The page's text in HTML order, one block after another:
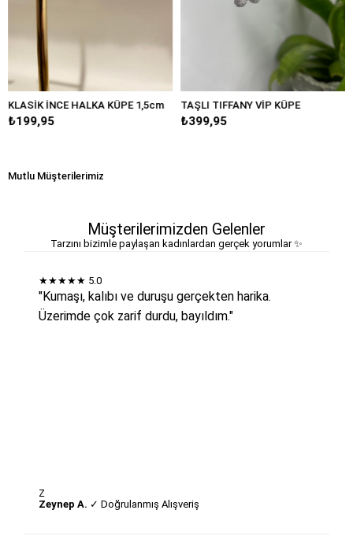
İNCE HALKA KÜPE 1,5cm TAŞLI TIFFANY VİP KÜPE
₺399,95
Mutlu Müşterilerimiz
Müşterilerimizden Gelenler
Tarzını bizimle paylaşan kadınlardan gerçek yorumlar ✨
★★★★★ 5.0
"Kumaşı, kalıbı ve duruşu gerçekten harika.
Üzerimde çok zarif durdu, bayıldım."
Z
Zeynep A. ✓ Doğrulanmış Alışveriş